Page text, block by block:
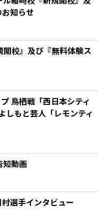
知らせ
校』及び『無料体験ス
鳥栖戦「西日本シティ
もと芸人「レモンティ
知動画
選手インタビュー